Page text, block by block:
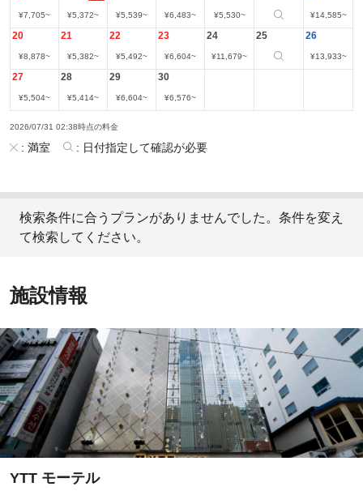
¥7,705~ ¥5,372~ ¥5,539~ ¥6,483~ ¥5,530~ ¥14,585~
20
¥8,878~
21
¥5,382~
22
¥5,492~
23
¥6,604~
24
¥11,679~
25 26
¥13,933~
27
¥5,504~
28
¥5,414~
29
¥6,604~
30
¥6,576~
2026/07/31 02:38時点の料金
: 満室 : 日付指定して確認が必要
検索条件に合うプランがありませんでした。条件を変え
て検索してください。
施設情報
YTT モーテル